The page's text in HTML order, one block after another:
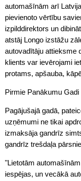
automašīnām arī
pievienoto vērtību
izpilddirektors un
atstāj Longo izstāžu
autovadītāju attieksme
klients var ievērojami
protams, apšauba,
Pirmie Panākumu Gadi
Pagājušajā gadā,
uzņēmumi ne tikai
izmaksāja gandrīz
gandrīz trešdaļa
"Lietotām
iespējas, un vecākā